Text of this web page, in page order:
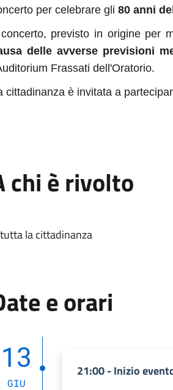
per celebrare gli 80 anni
previsto in origine per
delle avverse previsioni
Frassati dell'Oratorio.
cittadinanza è invitata a
chi è rivolto
la cittadinanza
e orari
13
GIU
21:00 - Inizio